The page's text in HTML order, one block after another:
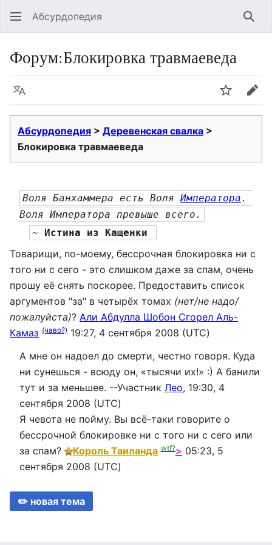
Абсурдопедия
Форум:Блокировка травмаеведа
Язык
Абсурдопедия > Деревенская свалка >
Блокировка травмаеведа
Воля Банхаммера есть Воля Императора.
Воля Императора превыше всего.
~
Истина из Кащенки
Товарищи, по-моему, бессрочная блокировка ни с
того ни с сего - это слишком даже за спам, очень
прошу её снять поскорее. Предоставить список
аргументов "за" в четырёх томах (нет/не надо/
пожалуйста)? Али Абдулла Шобон Сгорел Аль-
Камаз (чаво?) 19:27, 4 сентября 2008 (UTC)
А мне он надоел до смерти, честно говоря. Куда
ни сунешься - всюду он, «тысячи их!» :) А банили
тут и за меньшее. --Участник Лео, 19:30, 4
сентября 2008 (UTC)
Я чевота не пойму. Вы всё-таки говорите о
бессрочной блокировке ни с того ни с сего или
за спам?
Король Таиланда wtf?> 05:23, 5
сентября 2008 (UTC)
✏️ новая тема